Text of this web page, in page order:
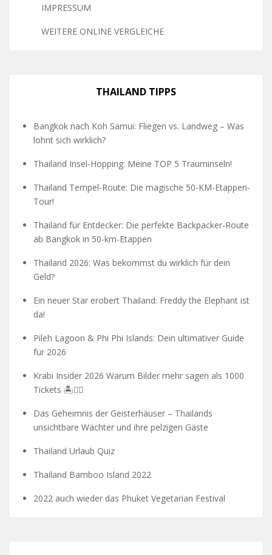
IMPRESSUM
WEITERE ONLINE VERGLEICHE
THAILAND TIPPS
Bangkok nach Koh Samui: Fliegen vs. Landweg – Was
lohnt sich wirklich?
Thailand Insel-Hopping: Meine TOP 5 Trauminseln!
Thailand Tempel-Route: Die magische 50-KM-Etappen-
Tour!
Thailand für Entdecker: Die perfekte Backpacker-Route
ab Bangkok in 50-km-Etappen
Thailand 2026: Was bekommst du wirklich für dein
Geld?
Ein neuer Star erobert Thailand: Freddy the Elephant ist
da!
Pileh Lagoon & Phi Phi Islands: Dein ultimativer Guide
für 2026
Krabi Insider 2026 Warum Bilder mehr sagen als 1000
Tickets 🏝️🧗‍♂️
Das Geheimnis der Geisterhäuser – Thailands
unsichtbare Wächter und ihre pelzigen Gäste
Thailand Urlaub Quiz
Thailand Bamboo Island 2022
2022 auch wieder das Phuket Vegetarian Festival